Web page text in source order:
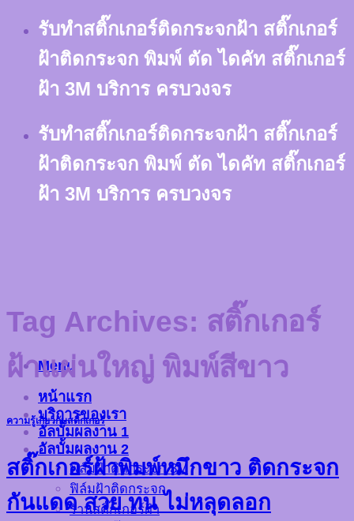
content
รับทำสติ๊กเกอร์ติดกระจกฝ้า สติ๊กเกอร์
ฝ้าติดกระจก พิมพ์ ตัด ไดคัท สติ๊กเกอร์
ฝ้า 3M บริการ ครบวงจร
รับทำสติ๊กเกอร์ติดกระจกฝ้า สติ๊กเกอร์
ฝ้าติดกระจก พิมพ์ ตัด ไดคัท สติ๊กเกอร์
ฝ้า 3M บริการ ครบวงจร
Menu
หน้าแรก
บริการของเรา
อัลบั้มผลงาน 1
อัลบั้มผลงาน 2
ฟิล์มฝ้าติดกระจก 3M
ฟิล์มฝ้าติดกระจก
ร้านสติ๊กเกอร์ฝ้า
Tag Archives: สติ๊กเกอร์
ฝ้าแผ่นใหญ่ พิมพ์สีขาว
ความรู้เกี่ยวกับสติ๊กเกอร์
สติ๊กเกอร์ฝ้าพิมพ์หมึกขาว ติดกระจก
กันแดด สวย ทน ไม่หลุดลอก